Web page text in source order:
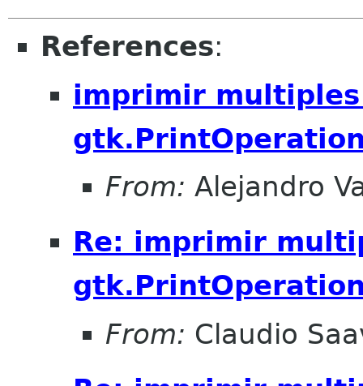
References:
imprimir
From: Alejandro
Re: imprimir
From: Claudio